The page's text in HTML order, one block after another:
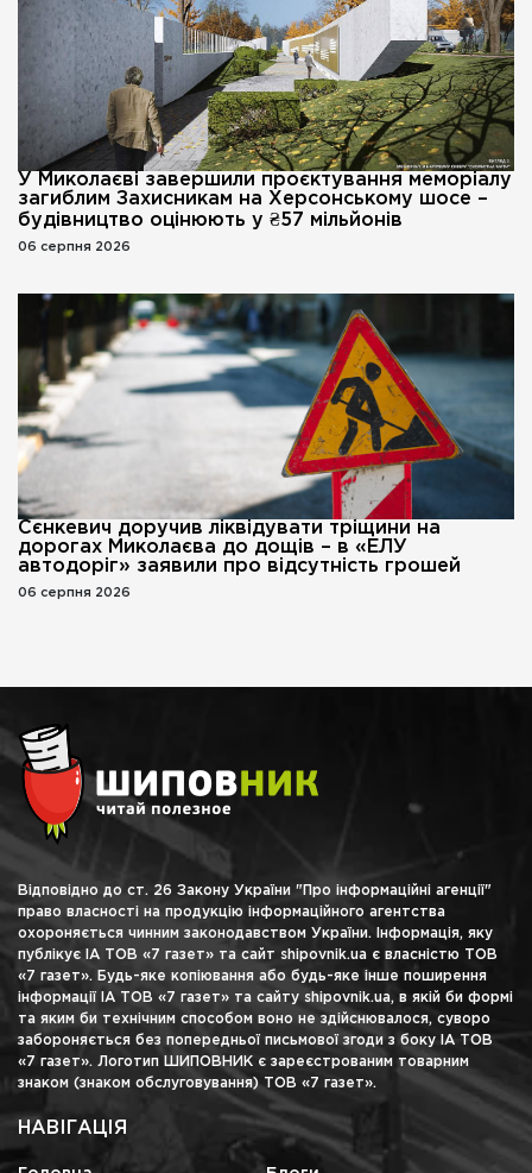
У Миколаєві завершили проєктування меморіалу
загиблим Захисникам на Херсонському шосе –
будівництво оцінюють у ₴57 мільйонів
06 серпня 2026
Сєнкевич доручив ліквідувати тріщини на
дорогах Миколаєва до дощів – в «ЕЛУ
автодоріг» заявили про відсутність грошей
06 серпня 2026
Відповідно до ст. 26 Закону України "Про інформаційні агенції"
право власності на продукцію інформаційного агентства
охороняється чинним законодавством України. Інформація, яку
публікує ІА ТОВ «7 газет» та сайт shipovnik.ua є власністю ТОВ
«7 газет». Будь-яке копіювання або будь-яке інше поширення
інформації ІА ТОВ «7 газет» та сайту shipovnik.ua, в якій би формі
та яким би технічним способом воно не здійснювалося, суворо
забороняється без попередньої письмової згоди з боку ІА ТОВ
«7 газет». Логотип ШИПОВНИК є зареєстрованим товарним
знаком (знаком обслуговування) ТОВ «7 газет».
НАВІГАЦІЯ